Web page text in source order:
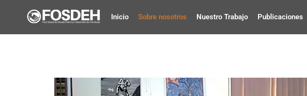
Inicio Sobre nosotros Nuestro Trabajo Publicaciones